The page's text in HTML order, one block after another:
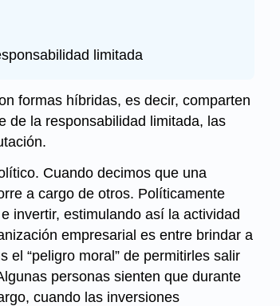
limitada
formas híbridas, es decir, comparten
de la responsabilidad limitada, las
Cuando decimos que una
a cargo de otros. Políticamente
invertir, estimulando así la actividad
empresarial es entre brindar a
“peligro moral” de permitirles salir
personas sienten que durante
cuando las inversiones